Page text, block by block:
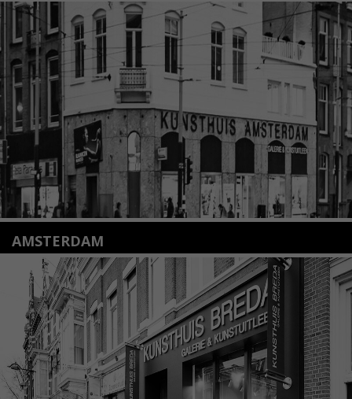
Nieuwstraat 35
2312 KA Leiden
+31(0)71 – 52 84 480
info@kunsthuisleiden.nl
Lees meer
AMSTERDAM
Amstelveenseweg 135
1075 VX Amsterdam
+31 (0)20 2332546
info@kunsthuisamsterdam.nl
Lees meer